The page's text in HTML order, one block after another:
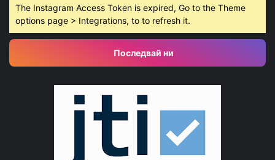
The Instagram Access Token is expired, Go to the Theme
options page > Integrations, to to refresh it.
Последвай ни